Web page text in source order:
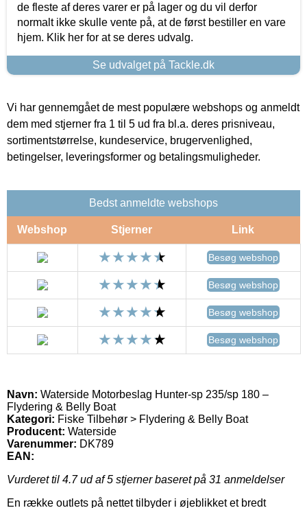
de fleste af deres varer er på lager og du vil derfor
normalt ikke skulle vente på, at de først bestiller en vare
hjem. Klik her for at se deres udvalg.
Se udvalget på Tackle.dk
Vi har gennemgået de mest populære webshops og anmeldt
dem med stjerner fra 1 til 5 ud fra bl.a. deres prisniveau,
sortimentstørrelse, kundeservice, brugervenlighed,
betingelser, leveringsformer og betalingsmuligheder.
Bedst anmeldte webshops
Webshop Stjerner Link
Besøg webshop
Besøg webshop
Besøg webshop
Besøg webshop
Navn: Waterside Motorbeslag Hunter-sp 235/sp 180 –
Flydering & Belly Boat
Kategori: Fiske Tilbehør > Flydering & Belly Boat
Producent: Waterside
Varenummer: DK789
EAN:
Vurderet til 4.7ud af 5 stjerner baseret på 31 anmeldelser
En række outlets på nettet tilbyder i øjeblikket et bredt